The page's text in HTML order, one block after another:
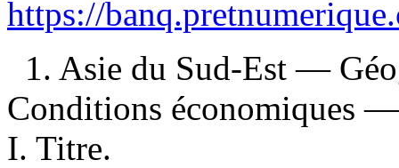
https://
1. Asie du Sud-Est —
Conditions économiques
I. Titre.